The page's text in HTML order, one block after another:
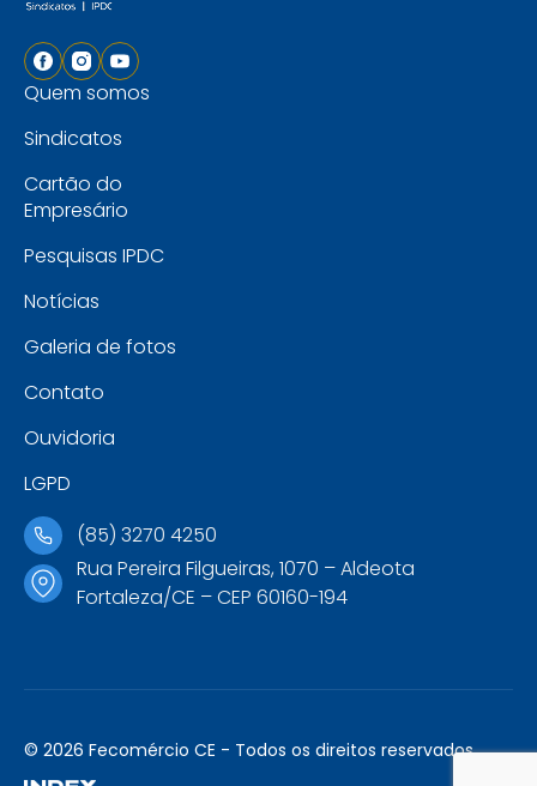
Quem somos
Sindicatos
Cartão do
Empresário
Pesquisas IPDC
Notícias
Galeria de fotos
Contato
Ouvidoria
LGPD
(85) 3270 4250
Rua Pereira Filgueiras, 1070 – Aldeota
Fortaleza/CE – CEP 60160-194
© 2026 Fecomércio CE - Todos os direitos reservados.